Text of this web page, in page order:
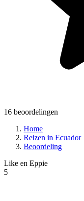
16 beoordelingen
Home
Reizen in Ecuador
Beoordeling
Like en Eppie
5